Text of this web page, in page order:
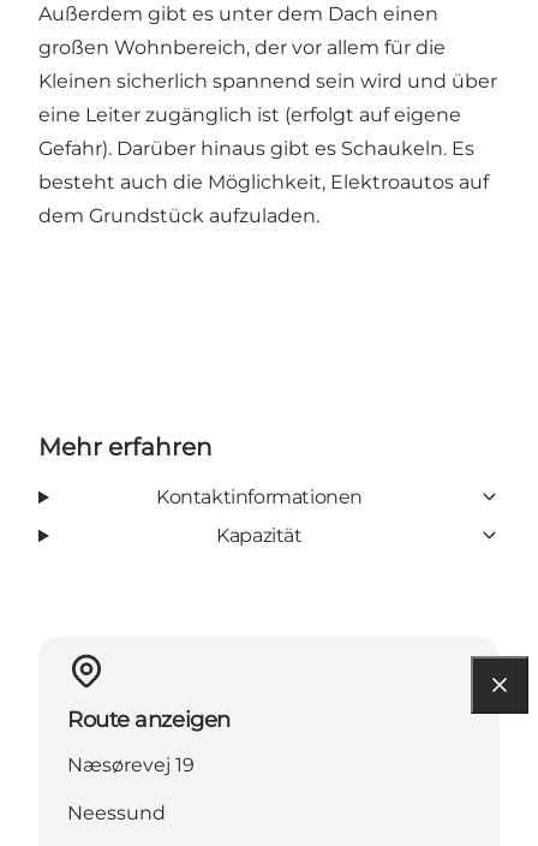
Außerdem gibt es unter dem Dach einen
großen Wohnbereich, der vor allem für die
Kleinen sicherlich spannend sein wird und über
eine Leiter zugänglich ist (erfolgt auf eigene
Gefahr). Darüber hinaus gibt es Schaukeln. Es
besteht auch die Möglichkeit, Elektroautos auf
dem Grundstück aufzuladen.
Mehr erfahren
Kontaktinformationen
Kapazität
Route anzeigen
Næsørevej 19
Neessund